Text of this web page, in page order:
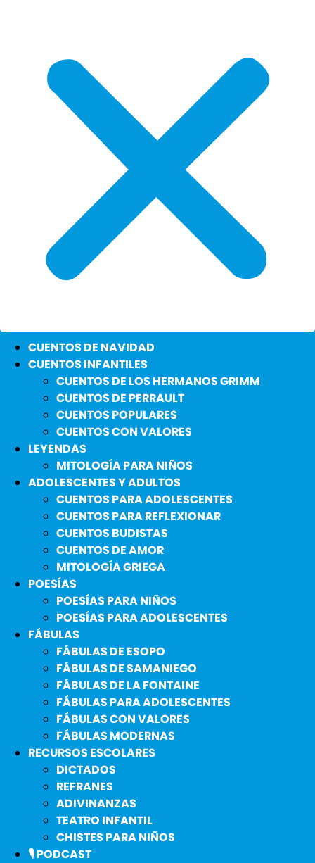
CUENTOS DE NAVIDAD
CUENTOS INFANTILES
CUENTOS DE LOS HERMANOS GRIMM
CUENTOS DE PERRAULT
CUENTOS POPULARES
CUENTOS CON VALORES
LEYENDAS
MITOLOGÍA PARA NIÑOS
ADOLESCENTES Y ADULTOS
CUENTOS PARA ADOLESCENTES
CUENTOS PARA REFLEXIONAR
CUENTOS BUDISTAS
CUENTOS DE AMOR
MITOLOGÍA GRIEGA
POESÍAS
POESÍAS PARA NIÑOS
POESÍAS PARA ADOLESCENTES
FÁBULAS
FÁBULAS DE ESOPO
FÁBULAS DE SAMANIEGO
FÁBULAS DE LA FONTAINE
FÁBULAS PARA ADOLESCENTES
FÁBULAS CON VALORES
FÁBULAS MODERNAS
RECURSOS ESCOLARES
DICTADOS
REFRANES
ADIVINANZAS
TEATRO INFANTIL
CHISTES PARA NIÑOS
🎙️ PODCAST